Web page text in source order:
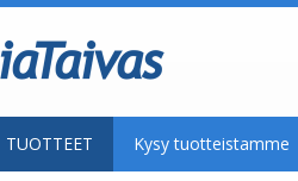
TUOTTEET Kysy tuotteistamme